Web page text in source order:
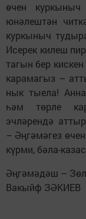
өчен
юнәлештән
куркыныч
Исерек килеш
тагын бер
карамагыз –
нык тыела!
һәм төрле
эчләрендә
– Әңгәмәгез
күрми, бәла-
Әңгәмәдәш –
Вакыйф ЗӘКИЕВ